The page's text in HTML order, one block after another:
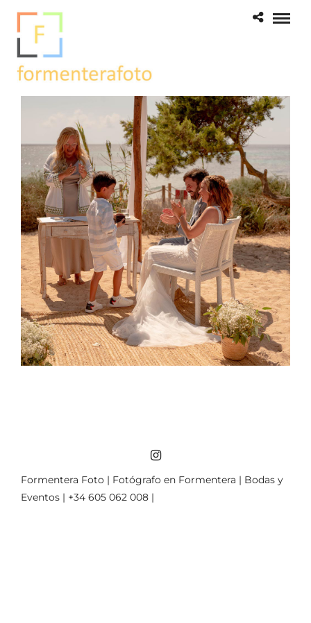
Formentera Foto | Fotógrafo en Formentera | Bodas y
Eventos | +34 605 062 008 |